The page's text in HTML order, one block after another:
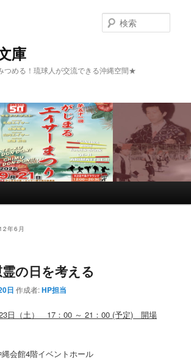
庫
つめる！琉球人が交流できる沖縄空間★
索
へ移動
移動
年6月
の日を考える
日 作成者:HP担当
日（土） 17：00 ～ 21：00 (予定) 開場
館4階イベントホール